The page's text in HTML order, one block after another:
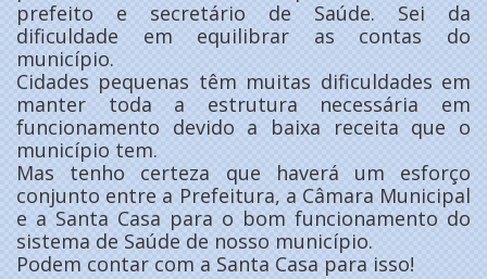
prefeito e secretário de Saúde. Sei da
dificuldade em equilibrar as contas do
município.
Cidades pequenas têm muitas dificuldades em
manter toda a estrutura necessária em
funcionamento devido a baixa receita que o
município tem.
Mas tenho certeza que haverá um esforço
conjunto entre a Prefeitura, a Câmara Municipal
e a Santa Casa para o bom funcionamento do
sistema de Saúde de nosso município.
Podem contar com a Santa Casa para isso!